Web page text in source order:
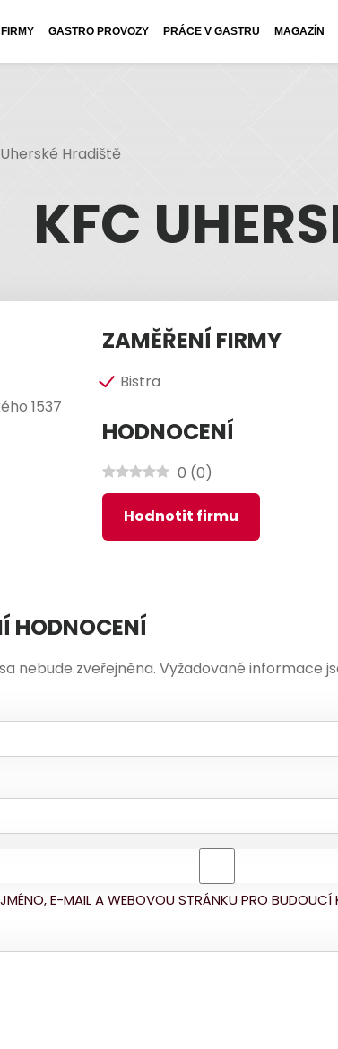
GASTRO PROVOZY PRÁCE V GASTRU MAGAZÍN
Hradiště
KFC
1537
ZAMĚŘENÍ FIRMY
Bistra
HODNOCENÍ
0 (0)
Hodnotit firmu
HODNOCENÍ
nebude zveřejněna. Vyžadované informace
E-MAIL A WEBOVOU STRÁNKU PRO BUDOUCÍ